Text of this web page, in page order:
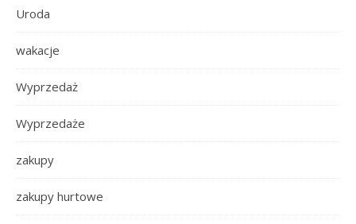
Uroda
wakacje
Wyprzedaż
Wyprzedaże
zakupy
zakupy hurtowe